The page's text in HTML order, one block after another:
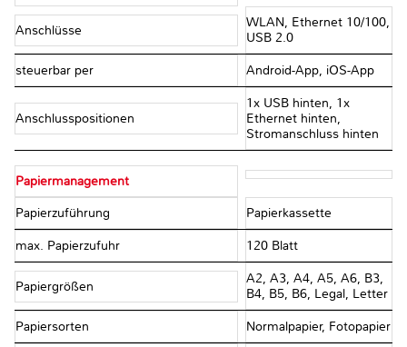
Anschlüsse
WLAN, Ethernet 10/100,
USB 2.0
steuerbar per Android-App, iOS-App
Anschlusspositionen
1x USB hinten, 1x
Ethernet hinten,
Stromanschluss hinten
Papiermanagement
Papierzuführung Papierkassette
max. Papierzufuhr 120 Blatt
Papiergrößen
A2, A3, A4, A5, A6, B3,
B4, B5, B6, Legal, Letter
Papiersorten Normalpapier, Fotopapier